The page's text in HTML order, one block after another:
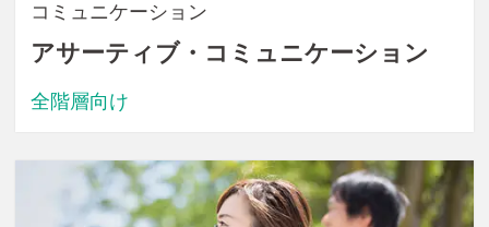
コミュニケーション
アサーティブ・コミュニケーション
全階層向け